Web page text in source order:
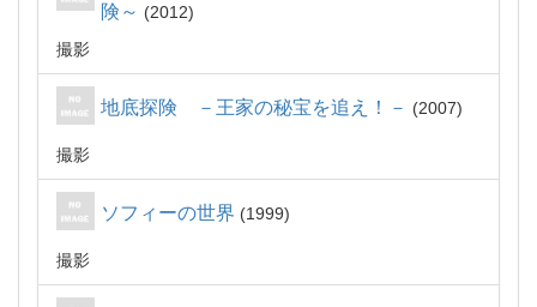
険～
2012
撮影
地底探険 －王家の秘宝を追え！－ 2007
撮影
ソフィーの世界 1999
撮影